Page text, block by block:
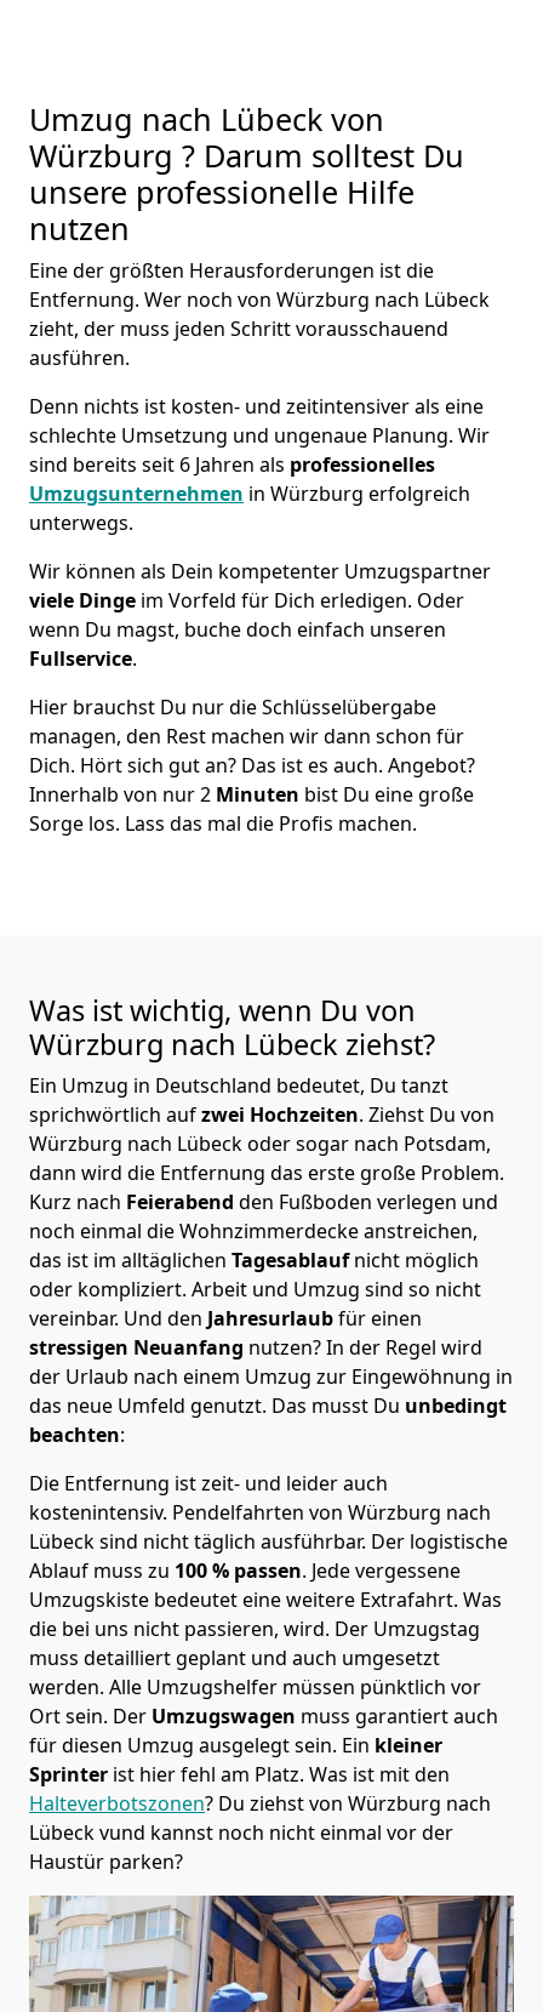
Umzug nach Lübeck von
Würzburg ? Darum solltest Du
unsere professionelle Hilfe
nutzen
Eine der größten Herausforderungen ist die
Entfernung. Wer noch von Würzburg nach Lübeck
zieht, der muss jeden Schritt vorausschauend
ausführen.
Denn nichts ist kosten- und zeitintensiver als eine
schlechte Umsetzung und ungenaue Planung. Wir
sind bereits seit 6 Jahren als professionelles
Umzugsunternehmen in Würzburg erfolgreich
unterwegs.
Wir können als Dein kompetenter Umzugspartner
viele Dinge im Vorfeld für Dich erledigen. Oder
wenn Du magst, buche doch einfach unseren
Fullservice.
Hier brauchst Du nur die Schlüsselübergabe
managen, den Rest machen wir dann schon für
Dich. Hört sich gut an? Das ist es auch. Angebot?
Innerhalb von nur 2 Minuten bist Du eine große
Sorge los. Lass das mal die Profis machen.
Was ist wichtig, wenn Du von
Würzburg nach Lübeck ziehst?
Ein Umzug in Deutschland bedeutet, Du tanzt
sprichwörtlich aufzwei Hochzeiten. Ziehst Du von
Würzburg nach Lübeck oder sogar nach Potsdam,
dann wird die Entfernung das erste große Problem.
Kurz nach Feierabend den Fußboden verlegen und
noch einmal die Wohnzimmerdecke anstreichen,
das ist im alltäglichen Tagesablaufnicht möglich
oder kompliziert. Arbeit und Umzug sind so nicht
vereinbar. Und den Jahresurlaubfür einen
stressigen Neuanfang nutzen? In der Regel wird
der Urlaub nach einem Umzug zur Eingewöhnung in
das neue Umfeld genutzt. Das musst Du unbedingt
beachten:
Die Entfernung ist zeit- und leider auch
kostenintensiv. Pendelfahrten von Würzburg nach
Lübeck sind nicht täglich ausführbar. Der logistische
Ablauf muss zu 100 % passen. Jede vergessene
Umzugskiste bedeutet eine weitere Extrafahrt. Was
die bei uns nicht passieren, wird. Der Umzugstag
muss detailliert geplant und auch umgesetzt
werden. Alle Umzugshelfer müssen pünktlich vor
Ort sein. Der Umzugswagen muss garantiert auch
für diesen Umzug ausgelegt sein. Ein kleiner
Sprinter ist hier fehl am Platz. Was ist mit den
Halteverbotszonen? Du ziehst von Würzburg nach
Lübeck vund kannst noch nicht einmal vor der
Haustür parken?